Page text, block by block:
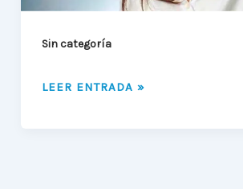
Sin categoría
TEMPOROMANDIBULAR
LEER ENTRADA »